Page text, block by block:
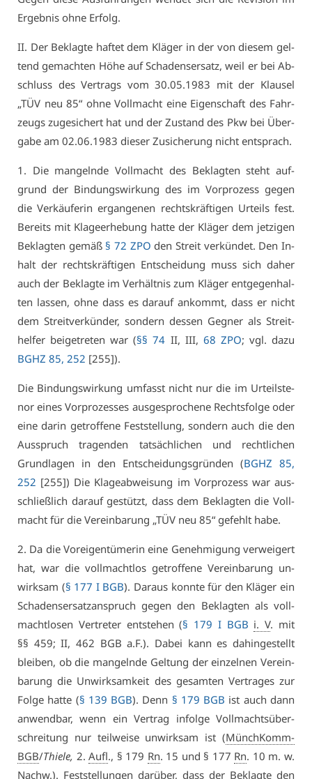
Er­geb­nis oh­ne Er­folg.
II. Der Be­klag­te haf­tet dem Klä­ger in der von die­sem gel­
tend ge­mach­ten Hö­he auf Scha­dens­er­satz, weil er bei Ab­
schluss des Ver­trags vom 30.05.1983 mit der Klau­sel
„TÜV neu 85“ oh­ne Voll­macht ei­ne Ei­gen­schaft des Fahr­
zeugs zu­ge­si­chert hat und der Zu­stand des Pkw bei Über­
ga­be am 02.06.1983 die­ser Zu­si­che­rung nicht ent­sprach.
1. Die man­geln­de Voll­macht des Be­klag­ten steht auf­
grund der Bin­dungs­wir­kung des im Vor­pro­zess ge­gen
die Ver­käu­fe­rin er­gan­ge­nen rechts­kräf­ti­gen Ur­teils fest.
Be­reits mit Kla­ge­er­he­bung hat­te der Klä­ger dem jet­zi­gen
Be­klag­ten ge­mäß § 72 ZPO den Streit ver­kün­det. Den In­
halt der rechts­kräf­ti­gen Ent­schei­dung muss sich da­her
auch der Be­klag­te im Ver­hält­nis zum Klä­ger ent­ge­gen­hal­
ten las­sen, oh­ne dass es dar­auf an­kommt, dass er nicht
dem Streit­ver­kün­der, son­dern des­sen Geg­ner als Streit­
hel­fer bei­ge­tre­ten war (§§ 74 II, III, 68 ZPO; vgl. da­zu
BGHZ 85, 252 [255]).
Die Bin­dungs­wir­kung um­fasst nicht nur die im Ur­teils­te­
nor ei­nes Vor­pro­zes­ses aus­ge­spro­che­ne Rechts­fol­ge oder
ei­ne dar­in ge­trof­fe­ne Fest­stel­lung, son­dern auch die den
Aus­spruch tra­gen­den tat­säch­li­chen und recht­li­chen
Grund­la­gen in den Ent­schei­dungs­grün­den (BGHZ 85,
252 [255]) Die Kla­ge­ab­wei­sung im Vor­pro­zess war aus­
schließ­lich dar­auf ge­stützt, dass dem Be­klag­ten die Voll­
macht für die Ver­ein­ba­rung „TÜV neu 85“ ge­fehlt ha­be.
2. Da die Vor­ei­gen­tü­me­rin ei­ne Ge­neh­mi­gung ver­wei­gert
hat, war die voll­macht­los ge­trof­fe­ne Ver­ein­ba­rung un­
wirk­sam (§ 177 I BGB). Dar­aus konn­te für den Klä­ger ein
Scha­dens­er­satz­an­spruch ge­gen den Be­klag­ten als voll­
macht­lo­sen Ver­tre­ter ent­ste­hen (§ 179 I BGB i. V. mit
§§ 459; II, 462 BGB a.F.). Da­bei kann es da­hin­ge­stellt
blei­ben, ob die man­geln­de Gel­tung der ein­zel­nen Ver­ein­
ba­rung die Un­wirk­sam­keit des ge­sam­ten Ver­tra­ges zur
Fol­ge hat­te (§ 139 BGB). Denn § 179 BGB ist auch dann
an­wend­bar, wenn ein Ver­trag in­fol­ge Voll­machts­über­
schrei­tung nur teil­wei­se un­wirk­sam ist (MünchKomm-
BGB/Thie­le, 2.Aufl., § 179 Rn. 15 und § 177 Rn. 10 m. w.
Nachw.). Fest­stel­lun­gen dar­über, dass der Be­klag­te den